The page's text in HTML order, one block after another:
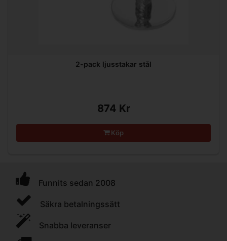
2-pack ljusstakar stål
874 Kr
Köp
Funnits sedan 2008
Säkra betalningssätt
Snabba leveranser